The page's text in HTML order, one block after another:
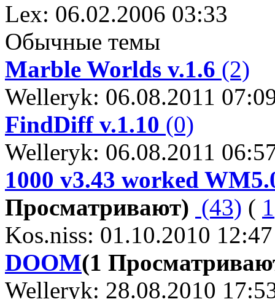
Lex: 06.02.2006 03:33
Обычные темы
Мarble Worlds v.1.6 (2)
Welleryk: 06.08.2011
FindDiff v.1.10 (0)
Welleryk: 06.08.2011
1000 v3.43 worked
Просматривают) (43) ( 1
Kos.niss: 01.10.2010 12:47
DOOM(1
Welleryk: 28.08.2010